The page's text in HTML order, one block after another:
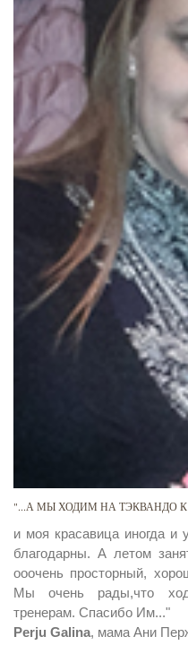
"...А МЫ ХОДИМ НА ТЭКВАНДО
и моя красавица иногда и
благодарны. А летом
ооочень просторный,
Мы очень рады,что
тренерам. Спасибо Им..."
Perju Galina, мама Ани